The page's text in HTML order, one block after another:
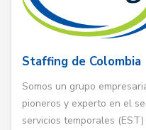
Staffing de Colombia
Somos un grupo
pioneros y experto en el
servicios temporales